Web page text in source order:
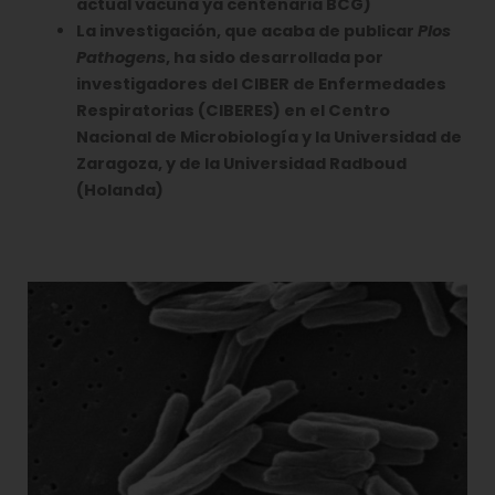
La investigación, que acaba de publicar Plos
Pathogens, ha sido desarrollada por
investigadores del CIBER de Enfermedades
Respiratorias (CIBERES) en el Centro
Nacional de Microbiología y la Universidad de
Zaragoza, y de la Universidad Radboud
(Holanda)